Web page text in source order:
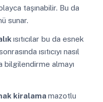
taşınabilir. Bu da
sunar.
ısıtıcılar bu da esnek
ısıtıcıyı nasıl
bilgilendirme almayı
kiralamamazotlu